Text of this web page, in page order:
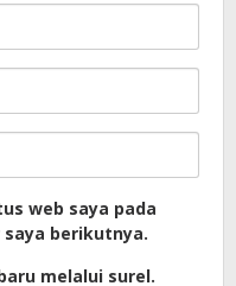
web saya pada
berikutnya.
melalui surel.